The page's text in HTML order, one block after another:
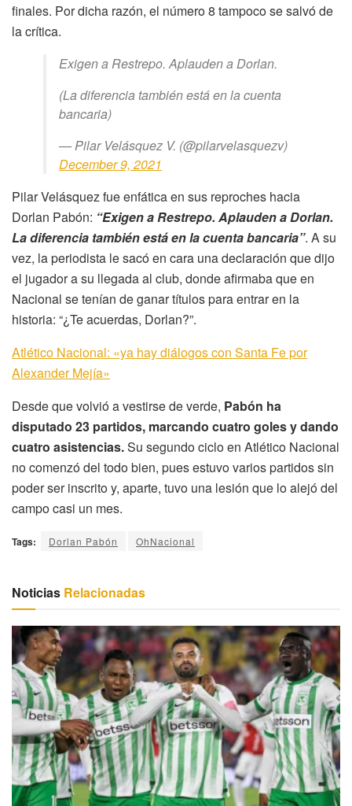
finales. Por dicha razón, el número 8 tampoco se salvó de
la crítica.
Exigen a Restrepo. Aplauden a Dorlan.
(La diferencia también está en la cuenta
bancaria)
— Pilar Velásquez V. (@pilarvelasquezv)
December 9, 2021
Pilar Velásquez fue enfática en sus reproches hacia
Dorlan Pabón: “Exigen a Restrepo. Aplauden a Dorlan.
La diferencia también está en la cuenta bancaria”. A su
vez, la periodista le sacó en cara una declaración que dijo
el jugador a su llegada al club, donde afirmaba que en
Nacional se tenían de ganar títulos para entrar en la
historia: “¿Te acuerdas, Dorlan?”.
Atlético Nacional: «ya hay diálogos con Santa Fe por
Alexander Mejía»
Desde que volvió a vestirse de verde, Pabón ha
disputado 23 partidos, marcando cuatro goles y dando
cuatro asistencias.Su segundo ciclo en Atlético Nacional
no comenzó del todo bien, pues estuvo varios partidos sin
poder ser inscrito y, aparte, tuvo una lesión que lo alejó del
campo casi un mes.
Tags: Dorlan Pabón OhNacional
Noticias Relacionadas